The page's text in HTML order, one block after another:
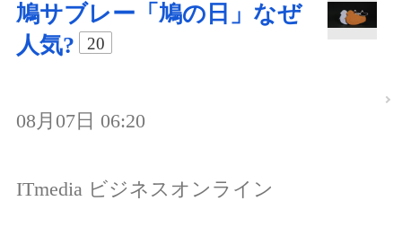
鳩サブレー「鳩の日」なぜ
人気?
20
08月07日 06:20
ITmedia ビジネスオンライン